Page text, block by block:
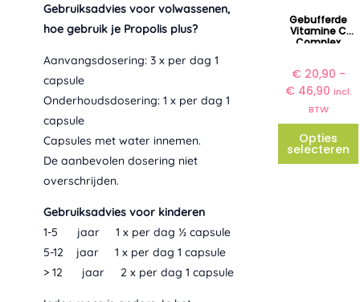
Gebruiksadvies voor volwassenen,
hoe gebruik je Propolis plus?
Aanvangsdosering: 3 x per dag 1
capsule
Onderhoudsdosering: 1 x per dag 1
capsule
Capsules met water innemen.
De aanbevolen dosering niet
overschrijden.
Gebruiksadvies voor kinderen
1-5 jaar 1 x per dag ½ capsule
5-12 jaar 1 x per dag 1 capsule
> 12 jaar 2 x per dag 1 capsule
Gebufferde
Vitamine C
Complex
€20,90 -
€46,90
P
r
i
s
k
s
s
incl.
BTW
Opties
selecteren
Dit
product
Deze
optie
kan